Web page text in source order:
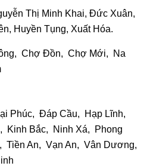
Thị Minh Khai, Đức Xuân,
Huyền Tụng, Xuất Hóa.
Chợ Đồn, Chợ Mới, Na
Phúc, Đáp Cầu, Hạp Lĩnh,
Kinh Bắc, Ninh Xá, Phong
Tiền An, Vạn An, Vân Dương,